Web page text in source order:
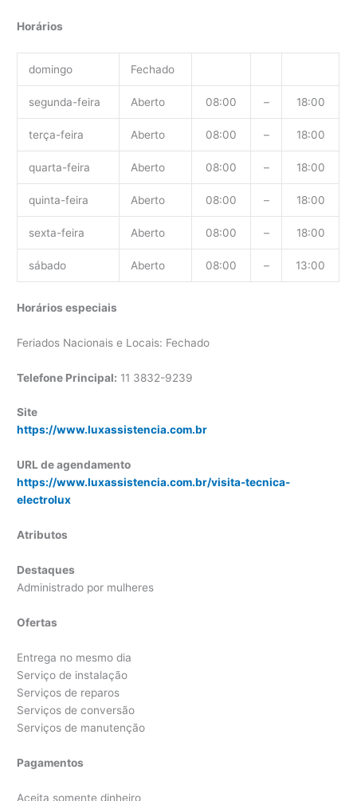
Horários
domingo Fechado
segunda-feira Aberto 08:00 – 18:00
terça-feira Aberto 08:00 – 18:00
quarta-feira Aberto 08:00 – 18:00
quinta-feira Aberto 08:00 – 18:00
sexta-feira Aberto 08:00 – 18:00
sábado Aberto 08:00 – 13:00
Horários especiais
Feriados Nacionais e Locais: Fechado
Telefone Principal: 11 3832-9239
Site
https://www.luxassistencia.com.br
URL de agendamento
https://www.luxassistencia.com.br/visita-tecnica-
electrolux
Atributos
Destaques
Administrado por mulheres
Ofertas
Entrega no mesmo dia
Serviço de instalação
Serviços de reparos
Serviços de conversão
Serviços de manutenção
Pagamentos
Aceita somente dinheiro